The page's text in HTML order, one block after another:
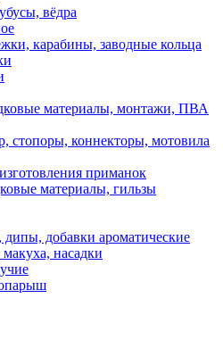
вёдра
карабины, заводные кольца
материалы, монтажи, ПВА
стопоры, коннекторы, мотовила
приманок
материалы, гильзы
добавки ароматические
насадки